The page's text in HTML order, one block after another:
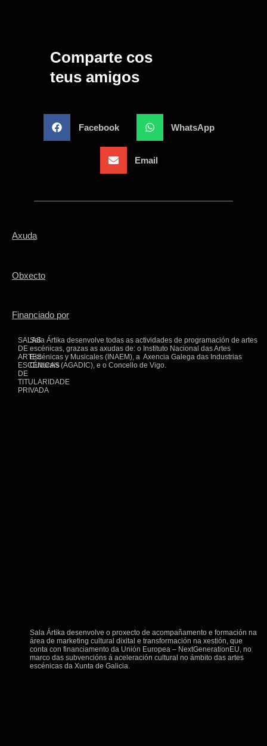
Comparte cos
teus amigos
Facebook WhatsApp
Email
Axuda
Obxecto
Financiado por
SALAS
DE
ARTES
ESCÉNICAS
DE
TITULARIDADE
PRIVADA
Sala Ártika desenvolve todas as actividades de programación de artes
escénicas, grazas as axudas de: o Instituto Nacional das Artes
Escénicas y Musicales (INAEM), a Axencia Galega das Industrias
Culturais (AGADIC), e o Concello de Vigo.
Sala Ártika desenvolve o proxecto de acompañamento e formación na
área de marketing cultural dixital e transformación na xestión, que
conta con financiamento da Unión Europea – NextGenerationEU, no
marco das subvencións á aceleración cultural no ámbito das artes
escénicas da Xunta de Galicia.